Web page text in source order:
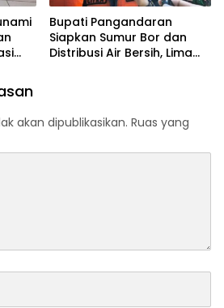
Bupati Pangandaran
Siapkan Sumur Bor dan
Distribusi Air Bersih, Lima
akan dipublikasikan. Ruas yang